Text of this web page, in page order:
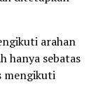
arahan
hanya sebatas
mengikuti